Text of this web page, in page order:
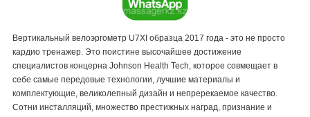
Вертикальный велоэргометр U7XI образца 2017 года - это не просто
кардио тренажер. Это поистине высочайшее достижение
специалистов концерна Johnson Health Tech, которое совмещает в
себе самые передовые технологии, лучшие материалы и
комплектующие, великолепный дизайн и непререкаемое качество.
Сотни инсталляций, множество престижных наград, признание и